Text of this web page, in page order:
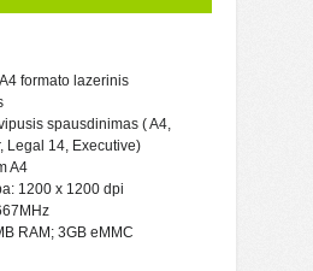
formato lazerinis
spausdinimas ( A4,
Legal 14, Executive)
A4
1200 x 1200 dpi
RAM; 3GB eMMC